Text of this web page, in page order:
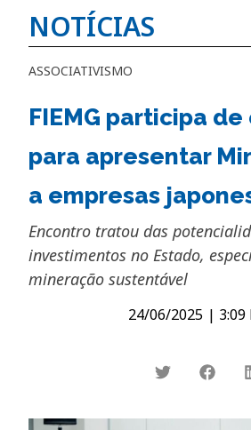
NOTÍCIAS
ASSOCIATIVISMO
FIEMG participa
para apresentar
a empresas
Encontro tratou das
investimentos no Estado,
mineração sustentável
24/06/2025 | 3:09